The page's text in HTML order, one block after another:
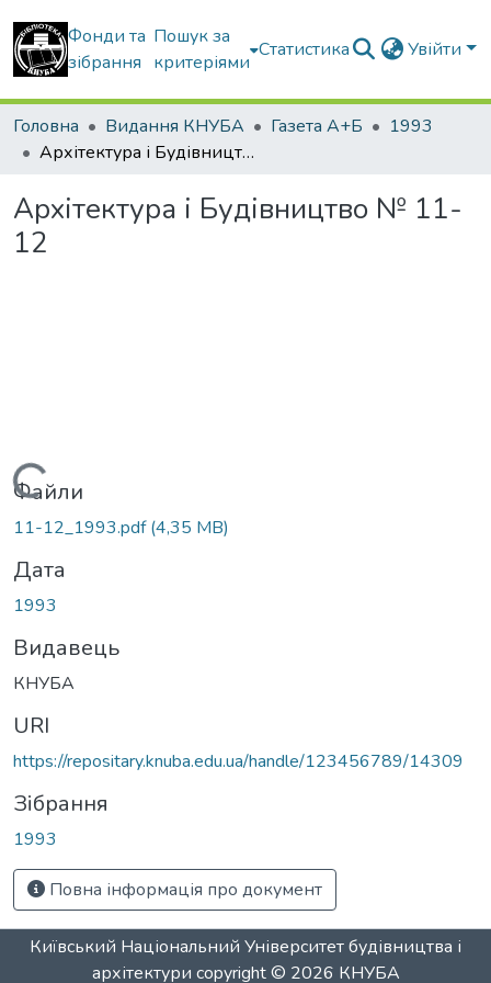
Фонди та
зібрання
Пошук за
критеріями
Статистика Увійти
Головна Видання КНУБА Газета А+Б
1993
Архітектура і Будівництво № 11-12
Архітектура і Будівництво № 11-
12
Вантажиться...
Файли
11-12_1993.pdf(4,35 MB)
Дата
1993
Видавець
КНУБА
URI
https://repositary.knuba.edu.ua/handle/123456789/14309
Зібрання
1993
Повна інформація про документ
Київський Національний Університет будівництва і
архітектури copyright © 2026 КНУБА